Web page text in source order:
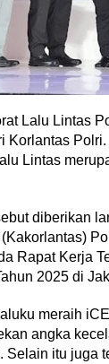
Lalu Lintas
Korlantas
Lintas
diberikan
Rapat Kerja
2025 di
meraih
angka
Selain itu juga